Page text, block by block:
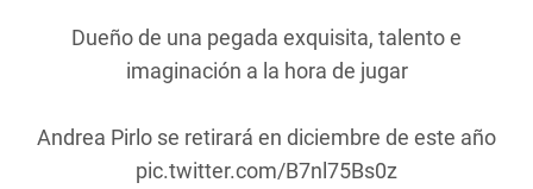
Dueño de una pegada exquisita, talento e
imaginación a la hora de jugar
Andrea Pirlo se retirará en diciembre de este año
pic.twitter.com/B7nl75Bs0z